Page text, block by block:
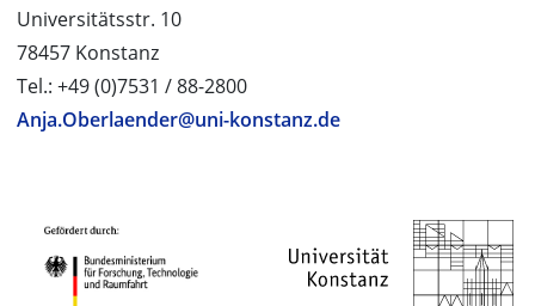
Universitätsstr. 10
78457 Konstanz
Tel.: +49 (0)7531 / 88-2800
Anja.Oberlaender@uni-konstanz.de